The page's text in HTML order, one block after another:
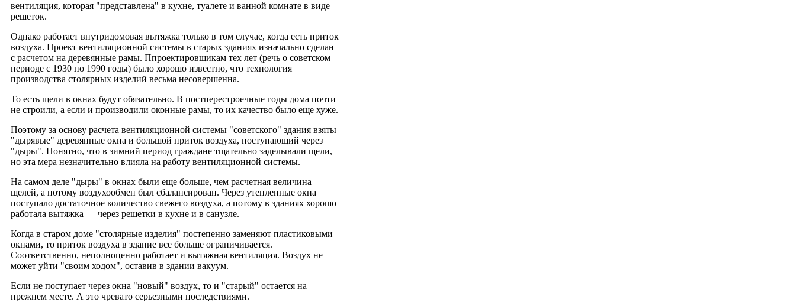
вентиляция, которая "представлена" в кухне, туалете и ванной комнате в виде
решеток.
Однако работает внутридомовая вытяжка только в том случае, когда есть приток
воздуха. Проект вентиляционной системы в старых зданиях изначально сделан
с расчетом на деревянные рамы. Ппроектировщикам тех лет (речь о советском
периоде с 1930 по 1990 годы) было хорошо известно, что технология
производства столярных изделий весьма несовершенна.
То есть щели в окнах будут обязательно. В постперестроечные годы дома почти
не строили, а если и производили оконные рамы, то их качество было еще хуже.
Поэтому за основу расчета вентиляционной системы "советского" здания взяты
"дырявые" деревянные окна и большой приток воздуха, поступающий через
"дыры". Понятно, что в зимний период граждане тщательно заделывали щели,
но эта мера незначительно влияла на работу вентиляционной системы.
На самом деле "дыры" в окнах были еще больше, чем расчетная величина
щелей, а потому воздухообмен был сбалансирован. Через утепленные окна
поступало достаточное количество свежего воздуха, а потому в зданиях хорошо
работала вытяжка — через решетки в кухне и в санузле.
Когда в старом доме "столярные изделия" постепенно заменяют пластиковыми
окнами, то приток воздуха в здание все больше ограничивается.
Соответственно, неполноценно работает и вытяжная вентиляция. Воздух не
может уйти "своим ходом", оставив в здании вакуум.
Если не поступает через окна "новый" воздух, то и "старый" остается на
прежнем месте. А это чревато серьезными последствиями.